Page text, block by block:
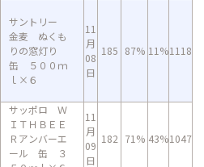
サントリー
金麦 ぬくも
りの窓灯り
缶 ５００ｍ
ｌ×６
11
月
08
日
185 87% 11%1118
サッポロ Ｗ
ＩＴＨＢＥＥ
Ｒアンバーエ
ール 缶 ３
11
月
09
日
182 71% 43%1047